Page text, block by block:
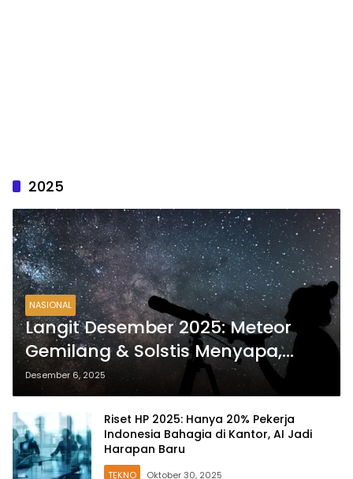
2025
NASIONAL
Langit Desember 2025: Meteor
Gemilang & Solstis Menyapa,
Penutup Tahun yang Spektakuler
Desember 6, 2025
Riset HP 2025: Hanya 20% Pekerja
Indonesia Bahagia di Kantor, AI Jadi
Harapan Baru
TEKNO Oktober 30, 2025